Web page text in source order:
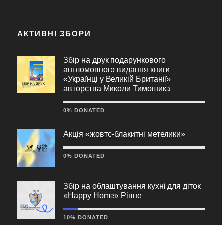
АКТИВНІ ЗБОРИ
Збір на друк подарункового
англомовного видання книги
«Українці у Великій Британії»
авторства Миколи Тимошика
0% DONATED
Акція «жовто-блакитні метелики»
0% DONATED
Збір на облаштування кухні для діток
«Happy Home» Рівне
10% DONATED